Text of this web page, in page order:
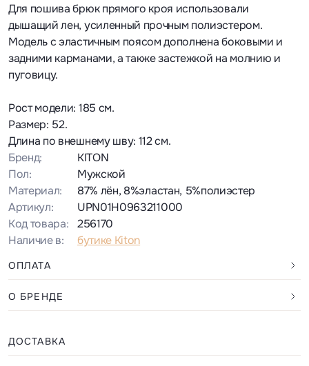
Для пошива брюк прямого кроя использовали
дышащий лен, усиленный прочным полиэстером.
Модель с эластичным поясом дополнена боковыми и
задними карманами, а также застежкой на молнию и
пуговицу.
Рост модели: 185 см.
Размер: 52.
Длина по внешнему шву: 112 см.
Бренд:
KITON
Пол:
Мужской
Материал:
87% лён, 8%эластан, 5%полиэстер
Артикул:
UPN01H0963211000
Код товара:
256170
Наличие в:
бутике Kiton
ОПЛАТА
О БРЕНДЕ
ДОСТАВКА